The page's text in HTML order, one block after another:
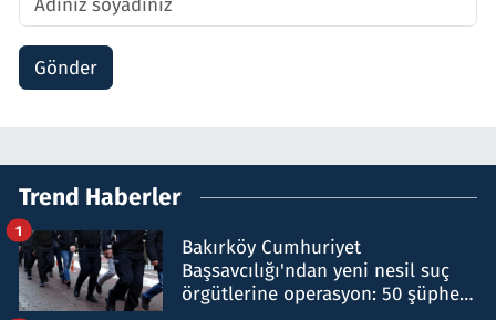
Gönder
Trend Haberler
Bakırköy Cumhuriyet
Başsavcılığı'ndan yeni nesil suç
örgütlerine operasyon: 50 şüpheli
1